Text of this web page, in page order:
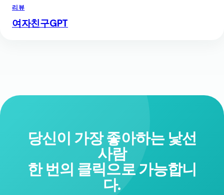
리뷰
여자친구GPT
당신이 가장 좋아하는 낯선
사람
한 번의 클릭으로 가능합니
다.